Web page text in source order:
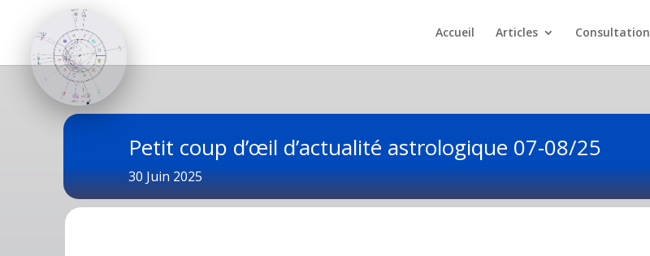
Accueil Articles Consultation
Petit coup d’œil d’actualité astrologique 07-08/25
30 Juin 2025